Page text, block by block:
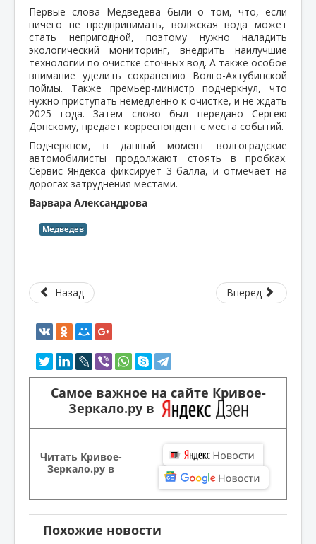
Первые слова Медведева были о том, что, если
ничего не предпринимать, волжская вода может
стать непригодной, поэтому нужно наладить
экологический мониторинг, внедрить наилучшие
технологии по очистке сточных вод. А также особое
внимание уделить сохранению Волго-Ахтубинской
поймы. Также премьер-министр подчеркнул, что
нужно приступать немедленно к очистке, и не ждать
2025 года. Затем слово был передано Сергею
Донскому, предает корреспондент с места событий.
Подчеркнем, в данный момент волгоградские
автомобилисты продолжают стоять в пробках.
Сервис Яндекса фиксирует 3 балла, и отмечает на
дорогах затруднения местами.
Варвара Александрова
Медведев
Назад Вперед
Самое важное на сайте Кривое-
Зеркало.ру в
Читать Кривое-
Зеркало.ру в
Похожие новости